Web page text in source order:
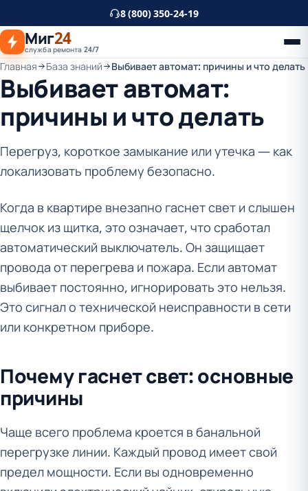
основному
контенту
8 (800) 350-24-19
Миг24
служба ремонта 24/7
Главная База знаний Выбивает автомат: причины и что делать
Выбивает автомат:
причины и что делать
Перегруз, короткое замыкание или утечка — как
локализовать проблему безопасно.
Когда в квартире внезапно гаснет свет и слышен
щелчок из щитка, это означает, что сработал
автоматический выключатель. Он защищает
провода от перегрева и пожара. Если автомат
выбивает постоянно, игнорировать это нельзя.
Это сигнал о технической неисправности в сети
или конкретном приборе.
Почему гаснет свет: основные
причины
Чаще всего проблема кроется в банальной
перегрузке линии. Каждый провод имеет свой
предел мощности. Если вы одновременно